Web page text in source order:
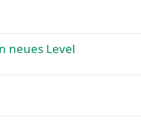
neues Level